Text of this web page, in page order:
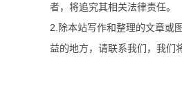
者，将追究其相关法律责任。
2.除本站写作和整理的文章或
益的地方，请联系我们，我们